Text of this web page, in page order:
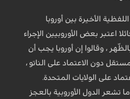
الأخيرة بين أوروبا
اعتبر بعض الأوروبيين الإجراء
، وقالوا إن أوروبا يجب أن
دون الاعتماد على الناتو ،
على الولايات المتحدة.
تشعر الدول الأوروبية بالعجز